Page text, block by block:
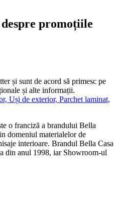
promoțiile
și sunt de acord să primesc pe
și alte informații.
o franciză a brandului Bella
domeniul materialelor de
interioare. Brandul Bella Casa
din anul 1998, iar Showroom-ul